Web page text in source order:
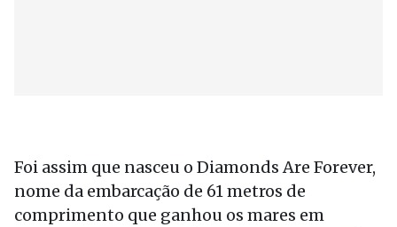
Foi assim que nasceu o Diamonds Are Forever,
nome da embarcação de 61 metros de
comprimento que ganhou os mares em